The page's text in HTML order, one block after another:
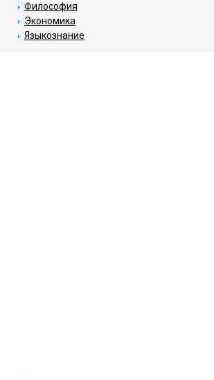
Философия
Экономика
Языкознание